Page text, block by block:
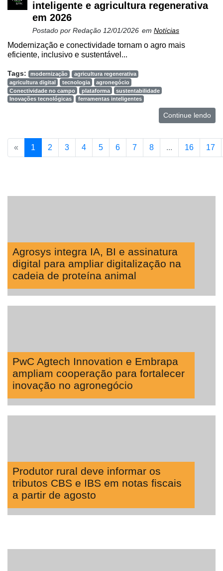
inteligente e agricultura regenerativa
em 2026
Postado por Redação 12/01/2026 em Notícias
Modernização e conectividade tornam o agro mais
eficiente, inclusivo e sustentável...
Tags: modernização
agricultura regenerativa
agricultura digital
tecnologia
agronegócio
Conectividade no campo
plataforma
sustentabilidade
Inovações tecnológicas
ferramentas inteligentes
Continue lendo
« 1 2 3 4 5 6 7 8 ... 16 17
Agrosys integra IA, BI e assinatura
digital para ampliar digitalização na
cadeia de proteína animal
PwC Agtech Innovation e Embrapa
ampliam cooperação para fortalecer
inovação no agronegócio
Produtor rural deve informar os
tributos CBS e IBS em notas fiscais
a partir de agosto